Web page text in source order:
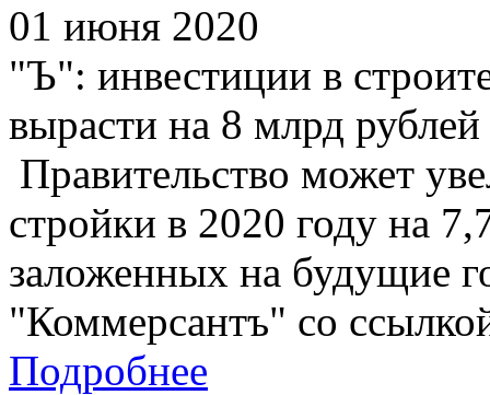
01 июня 2020
"Ъ": инвестиции в
вырасти на 8 млрд рублей
Правительство может
стройки в 2020 году на
заложенных на будущие
"Коммерсантъ" со
Подробнее